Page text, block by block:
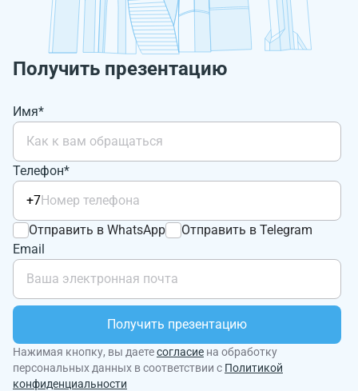
Получить презентацию
Имя*
Телефон*
+7
Отправить в WhatsApp
Отправить в Telegram
Email
Получить презентацию
Нажимая кнопку, вы даетесогласие на обработку
персональных данных в соответствии с Политикой
конфиденциальности